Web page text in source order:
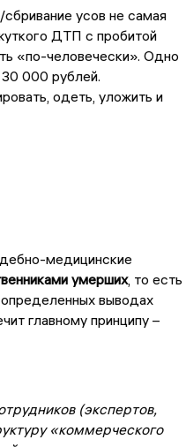
усов не самая
ДТП с пробитой
«по-человечески». Одно
000 рублей.
одеть, уложить и
медицинские
умерших, то есть
выводах
главному принципу –
(экспертов,
«коммерческого